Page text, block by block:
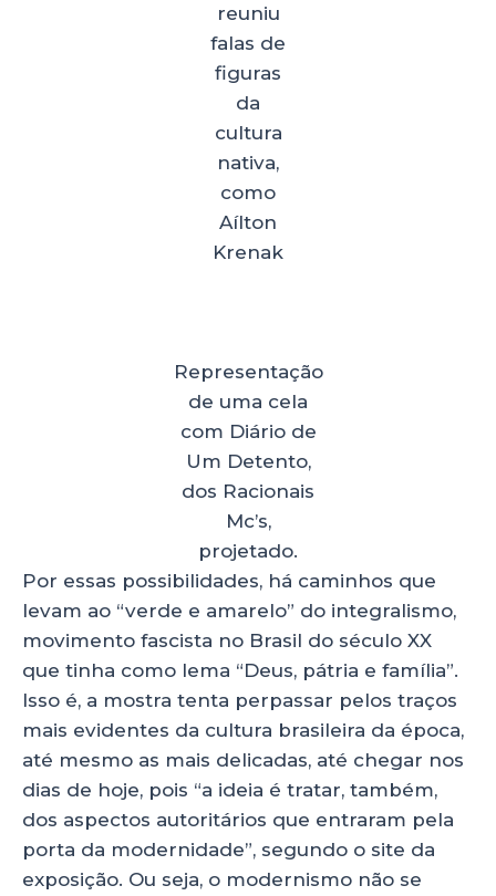
reuniu
falas de
figuras
da
cultura
nativa,
como
Aílton
Krenak
Representação
de uma cela
com Diário de
Um Detento,
dos Racionais
Mc’s,
projetado.
Por essas possibilidades, há caminhos que
levam ao “verde e amarelo” do integralismo,
movimento fascista no Brasil do século XX
que tinha como lema “Deus, pátria e família”.
Isso é, a mostra tenta perpassar pelos traços
mais evidentes da cultura brasileira da época,
até mesmo as mais delicadas, até chegar nos
dias de hoje, pois “a ideia é tratar, também,
dos aspectos autoritários que entraram pela
porta da modernidade”, segundo o site da
exposição. Ou seja, o modernismo não se